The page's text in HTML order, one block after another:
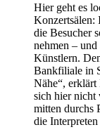
Hier geht es
Konzertsälen:
die Besucher
nehmen – und
Künstlern.
Bankfiliale in
Nähe“,
sich hier nicht
mitten durchs
die